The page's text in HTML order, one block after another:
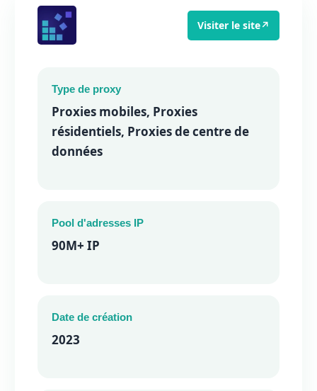
Visiter le site↗
Type de proxy
Proxies mobiles, Proxies
résidentiels, Proxies de centre de
données
Pool d'adresses IP
90M+ IP
Date de création
2023